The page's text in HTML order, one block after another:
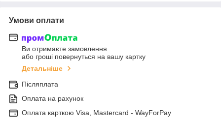
Умови оплати
Ви отримаєте замовлення
або гроші повернуться на вашу картку
Детальніше
Післяплата
Оплата на рахунок
Оплата карткою Visa, Mastercard - WayForPay